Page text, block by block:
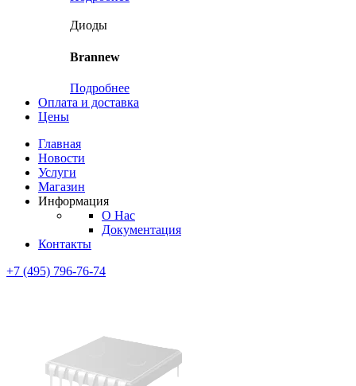
Диоды
Brannew
Подробнее
Оплата и доставка
Цены
Главная
Новости
Услуги
Магазин
Информация
О Нас
Документация
Контакты
+7 (495) 796-76-74